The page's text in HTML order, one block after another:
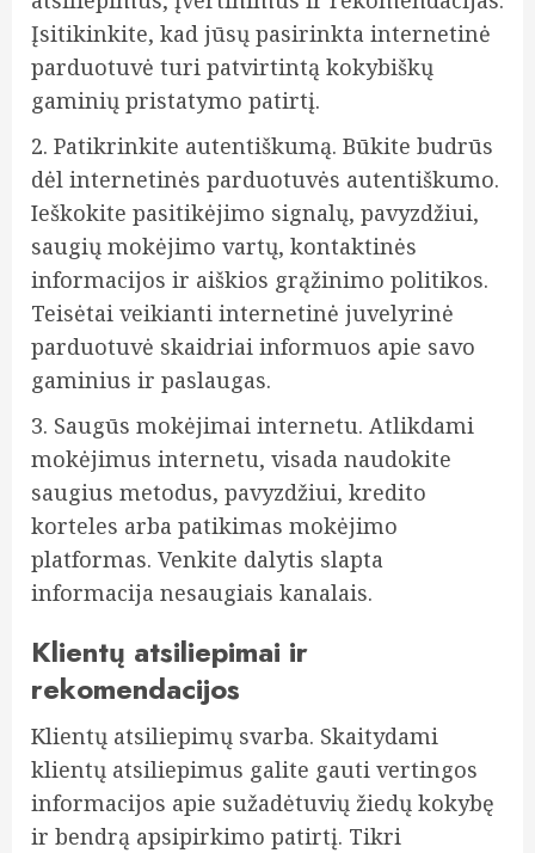
Įsitikinkite, kad jūsų pasirinkta internetinė
parduotuvė turi patvirtintą kokybiškų
gaminių pristatymo patirtį.
2. Patikrinkite autentiškumą. Būkite budrūs
dėl internetinės parduotuvės autentiškumo.
Ieškokite pasitikėjimo signalų, pavyzdžiui,
saugių mokėjimo vartų, kontaktinės
informacijos ir aiškios grąžinimo politikos.
Teisėtai veikianti internetinė juvelyrinė
parduotuvė skaidriai informuos apie savo
gaminius ir paslaugas.
3. Saugūs mokėjimai internetu. Atlikdami
mokėjimus internetu, visada naudokite
saugius metodus, pavyzdžiui, kredito
korteles arba patikimas mokėjimo
platformas. Venkite dalytis slapta
informacija nesaugiais kanalais.
Klientų atsiliepimai ir
rekomendacijos
Klientų atsiliepimų svarba. Skaitydami
klientų atsiliepimus galite gauti vertingos
informacijos apie sužadėtuvių žiedų kokybę
ir bendrą apsipirkimo patirtį. Tikri